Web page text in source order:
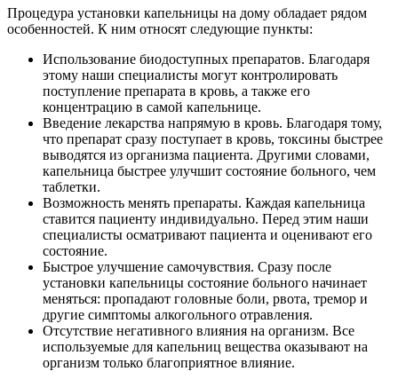
Процедура установки капельницы на дому обладает рядом
особенностей. К ним относят следующие пункты:
Использование биодоступных препаратов. Благодаря
этому наши специалисты могут контролировать
поступление препарата в кровь, а также его
концентрацию в самой капельнице.
Введение лекарства напрямую в кровь. Благодаря тому,
что препарат сразу поступает в кровь, токсины быстрее
выводятся из организма пациента. Другими словами,
капельница быстрее улучшит состояние больного, чем
таблетки.
Возможность менять препараты. Каждая капельница
ставится пациенту индивидуально. Перед этим наши
специалисты осматривают пациента и оценивают его
состояние.
Быстрое улучшение самочувствия. Сразу после
установки капельницы состояние больного начинает
меняться: пропадают головные боли, рвота, тремор и
другие симптомы алкогольного отравления.
Отсутствие негативного влияния на организм. Все
используемые для капельниц вещества оказывают на
организм только благоприятное влияние.